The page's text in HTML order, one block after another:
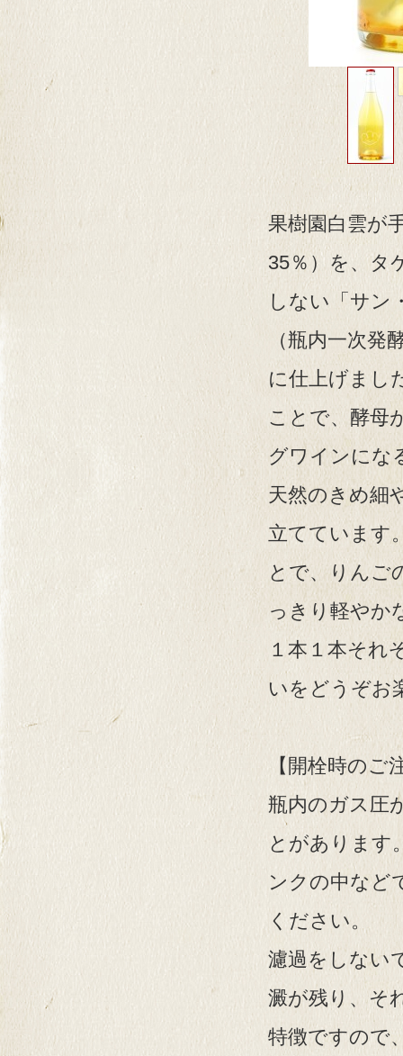
果樹園白雲が
35％）を、タ
しない「サン
（瓶内一次
に仕上げまし
ことで、酵母
グワインにな
天然のきめ細
立てています
とで、りんご
っきり軽やか
１本１本それ
いをどうぞお
【開栓時のご
瓶内のガス圧
とがあります
ンクの中など
ください。
濾過をしない
澱が残り、そ
特徴ですので